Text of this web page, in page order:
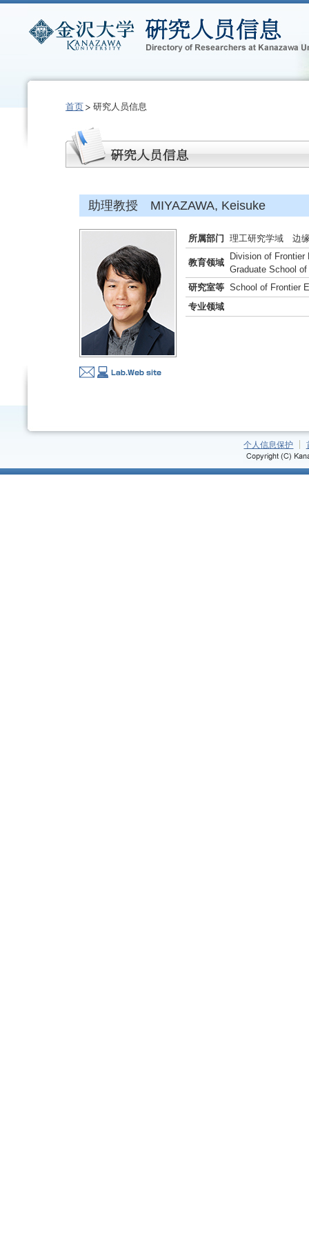
首页 研究人员信息
助理教授 MIYAZAWA, Keisuke
所属部门 理工研究学域 边
教育领域
Division of Frontier
Graduate School
研究室等 School of Frontier
专业领域
个人信息保护